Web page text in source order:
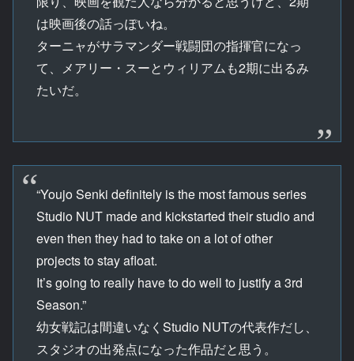
は映画後の話っぽいね。
ターニャがサラマンダー戦闘団の指揮官になっ
て、メアリー・スーとウィリアムも2期に出るみ
たいだ。
“Youjo Senki definitely is the most famous series
Studio NUT made and kickstarted their studio and
even then they had to take on a lot of other
projects to stay afloat.
It’s going to really have to do well to justify a 3rd
Season.”
幼女戦記は間違いなくStudio NUTの代表作だし、
スタジオの出発点になった作品だと思う。